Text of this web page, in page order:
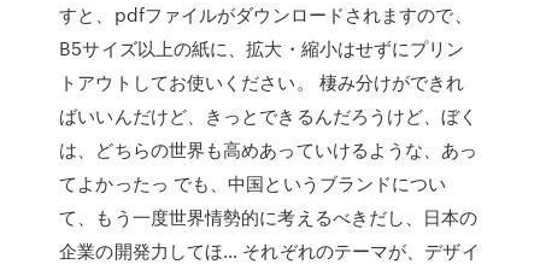
すと、pdfファイルがダウンロードされますので、
B5サイズ以上の紙に、拡大・縮小はせずにプリン
トアウトしてお使いください。 棲み分けができれ
ばいいんだけど、きっとできるんだろうけど、ぼく
は、どちらの世界も高めあっていけるような、あっ
てよかったっ でも、中国というブランドについ
て、もう一度世界情勢的に考えるべきだし、日本の
企業の開発力してほ… それぞれのテーマが、デザイ